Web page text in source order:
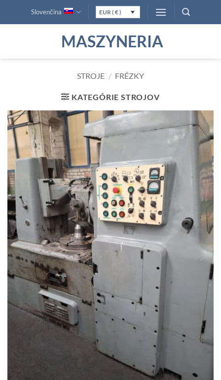
Slovenčina EUR ( € )
MASZYNERIA
STROJE / FRÉZKY
KATEGÓRIE STROJOV